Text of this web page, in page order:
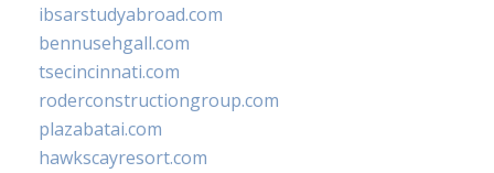
ibsarstudyabroad.com
bennusehgall.com
tsecincinnati.com
roderconstructiongroup.com
plazabatai.com
hawkscayresort.com